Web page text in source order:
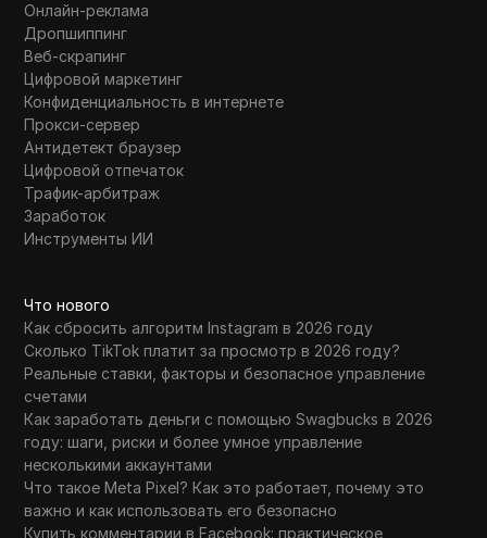
Онлайн-реклама
Дропшиппинг
Веб-скрапинг
Цифровой маркетинг
Конфиденциальность в интернете
Прокси-сервер
Антидетект браузер
Цифровой отпечаток
Трафик-арбитраж
Заработок
Инструменты ИИ
Что нового
Как сбросить алгоритм Instagram в 2026 году
Сколько TikTok платит за просмотр в 2026 году?
Реальные ставки, факторы и безопасное управление
счетами
Как заработать деньги с помощью Swagbucks в 2026
году: шаги, риски и более умное управление
несколькими аккаунтами
Что такое Meta Pixel? Как это работает, почему это
важно и как использовать его безопасно
Купить комментарии в Facebook: практическое